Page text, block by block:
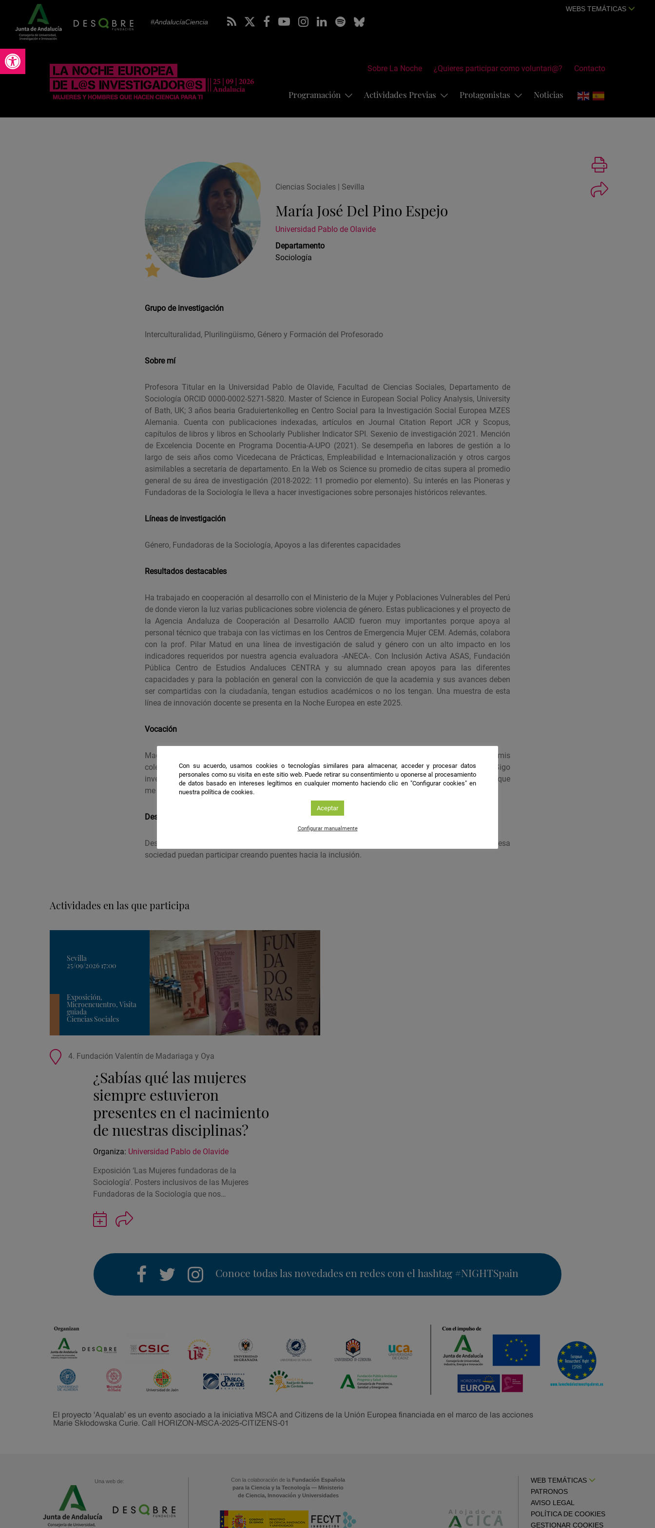
Abrir barra de herramientas
#AndalucíaCiencia
WEBS TEMÁTICAS
Sobre La Noche ¿Quieres participar como voluntari@? Contacto
Programación Actividades Previas Protagonistas Noticias
Ciencias Sociales | Sevilla
María José Del Pino Espejo
Universidad Pablo de Olavide
Departamento
Sociología
Grupo de investigación
Interculturalidad, Plurilingüismo, Género y Formación del Profesorado
Sobre mí
Profesora Titular en la Universidad Pablo de Olavide, Facultad de Ciencias Sociales, Departamento de
Sociología ORCID 0000-0002-5271-5820. Master of Science in European Social Policy Analysis, University
of Bath, UK; 3 años bearia Graduiertenkolleg en Centro Social para la Investigación Social Europea MZES
Alemania. Cuenta con publicaciones indexadas, artículos en Journal Citation Report JCR y Scopus,
capítulos de libros y libros en Schoolarly Publisher Indicator SPI. Sexenio de investigación 2021. Mención
de Excelencia Docente en Programa Docentia-A-UPO (2021). Se desempeña en labores de gestión a lo
largo de seis años como Vicedecana de Prácticas, Empleabilidad e Internacionalización y otros cargos
asimilables a secretaría de departamento. En la Web os Science su promedio de citas supera al promedio
general de su área de investigación (2018-2022: 11 promedio por elemento). Su interés en las Pioneras y
Fundadoras de la Sociología le lleva a hacer investigaciones sobre personajes históricos relevantes.
Líneas de investigación
Género, Fundadoras de la Sociología, Apoyos a las diferentes capacidades
Resultados destacables
Ha trabajado en cooperación al desarrollo con el Ministerio de la Mujer y Poblaciones Vulnerables del Perú
de donde vieron la luz varias publicaciones sobre violencia de género. Estas publicaciones y el proyecto de
la Agencia Andaluza de Cooperación al Desarrollo AACID fueron muy importantes porque apoya al
personal técnico que trabaja con las víctimas en los Centros de Emergencia Mujer CEM. Además, colabora
con la prof. Pilar Matud en una línea de investigación de salud y género con un alto impacto en los
indicadores requeridos por nuestra agencia evaluadora -ANECA-. Con Inclusión Activa ASAS, Fundación
Pública Centro de Estudios Andaluces CENTRA y su alumnado crean apoyos para las diferentes
capacidades y para la población en general con la convicción de que la academia y sus avances deben
ser compartidas con la ciudadanía, tengan estudios académicos o no los tengan. Una muestra de esta
línea de innovación docente se presenta en la Noche Europea en este 2025.
Vocación
Magisterio me dio la oportunidad de dar clases al alumnado de Deporte y de Educación Especial y mis
colegas del CEU Cardenal Spínola hicieron posible que esta experiencia fuera maravillosa. Sigo
investigando porque el alumnado necesita que de lo mejor de mí misma y lo mejor de las personas que
me rodean en los diferentes ámbitos de la vida profesional. Nos unimos para que así sea.
Deseo científico
Deseo que la academia esté al servicio de la sociedad y que las comunidades que componen esa
sociedad puedan participar creando puentes hacia la inclusión.
Actividades en las que participa
Sevilla
25/09/2026 17:00
Exposición,
Microencuentro, Visita
guiada
Ciencias Sociales
de
actividad
4. Fundación Valentín de Madariaga y Oya
¿Sabías qué las mujeres
siempre estuvieron
presentes en el nacimiento
de nuestras disciplinas?
Organiza: Universidad Pablo de Olavide
Exposición ‘Las Mujeres fundadoras de la
Sociología’. Posters inclusivos de las Mujeres
Fundadoras de la Sociología que nos…
Guardar
actividad
facebooktwitter instagram
Conoce todas las novedades en redes con el hashtag #NIGHTSpain
Una web de: Con la colaboración de la Fundación Española
para la Ciencia y la Tecnología — Ministerio
de Ciencia, Innovación y Universidades
WEB TEMÁTICAS
PATRONOS
AVISO LEGAL
POLÍTICA DE COOKIES
GESTIONAR COOKIES
Con su acuerdo, usamos cookies o tecnologías similares para almacenar, acceder y procesar datos
personales como su visita en este sitio web. Puede retirar su consentimiento u oponerse al procesamiento
de datos basado en intereses legítimos en cualquier momento haciendo clic en "Configurar cookies" en
nuestra política de cookies.
Aceptar
Configurar manualmente